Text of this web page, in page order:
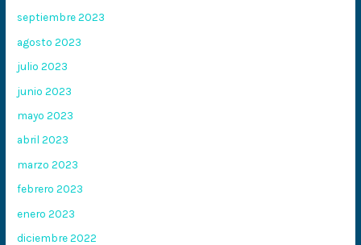
septiembre 2023
agosto 2023
julio 2023
junio 2023
mayo 2023
abril 2023
marzo 2023
febrero 2023
enero 2023
diciembre 2022